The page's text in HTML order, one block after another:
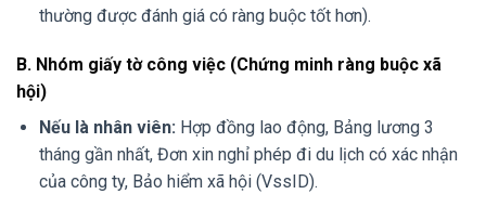
thường được đánh giá có ràng buộc tốt hơn).
B. Nhóm giấy tờ công việc (Chứng minh ràng buộc xã
hội)
Nếu là nhân viên: Hợp đồng lao động, Bảng lương 3
tháng gần nhất, Đơn xin nghỉ phép đi du lịch có xác nhận
của công ty, Bảo hiểm xã hội (VssID).